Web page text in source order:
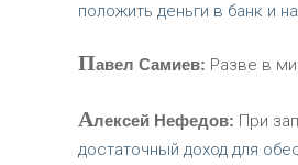
положить деньги в банк и
Павел Самиев: Разве в
Алексей Нефедов: При
достаточный доход для